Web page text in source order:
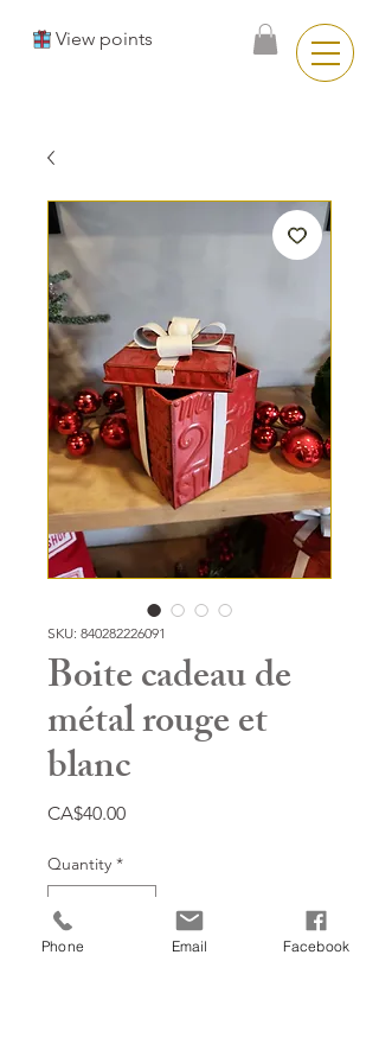
View points
SKU: 840282226091
Boite cadeau de
métal rouge et
blanc
CA$40.00Price
Quantity *
Phone Email Facebook